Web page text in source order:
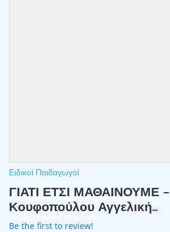
Ειδικοί Παιδαγωγοί
ΓΙΑΤΙ ΕΤΣΙ ΜΑΘΑΙΝΟΥΜΕ –
Κουφοπούλου Αγγελική...
Be the first to review!